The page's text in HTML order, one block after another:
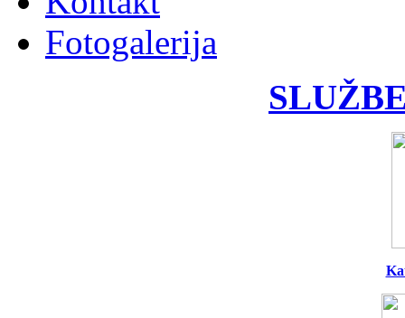
Fotogalerija